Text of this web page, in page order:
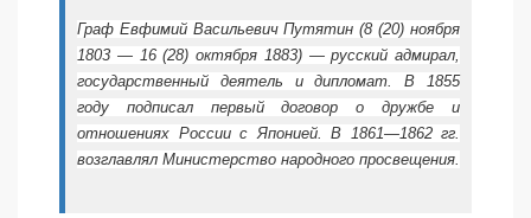
Граф Евфимий Васильевич Путятин (8 (20) ноября
1803 — 16 (28) октября 1883) — русский адмирал,
государственный деятель и дипломат. В 1855
году подписал первый договор о дружбе и
отношениях России с Японией. В 1861—1862 гг.
возглавлял Министерство народного просвещения.